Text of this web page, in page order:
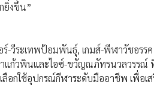
ยิ่งขึ้น”
ร์-วีระเทพป้อมพันธุ์, เกมส์-พีฬาวัชอรรค
แก้วพินและไอซ์-ขวัญณภัทรนวลวรรณ์
กใช้อุปกรณ์กีฬาระดับมืออาชีพ เพื่อเส